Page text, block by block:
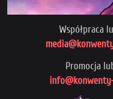
Współpraca
Promocja